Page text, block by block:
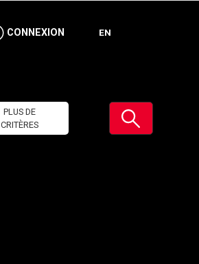
CONNEXION EN
PLUS DE
CRITÈRES
Soumettre